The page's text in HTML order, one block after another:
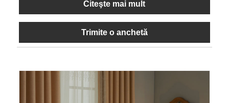
Citeşte mai mult
Trimite o anchetă